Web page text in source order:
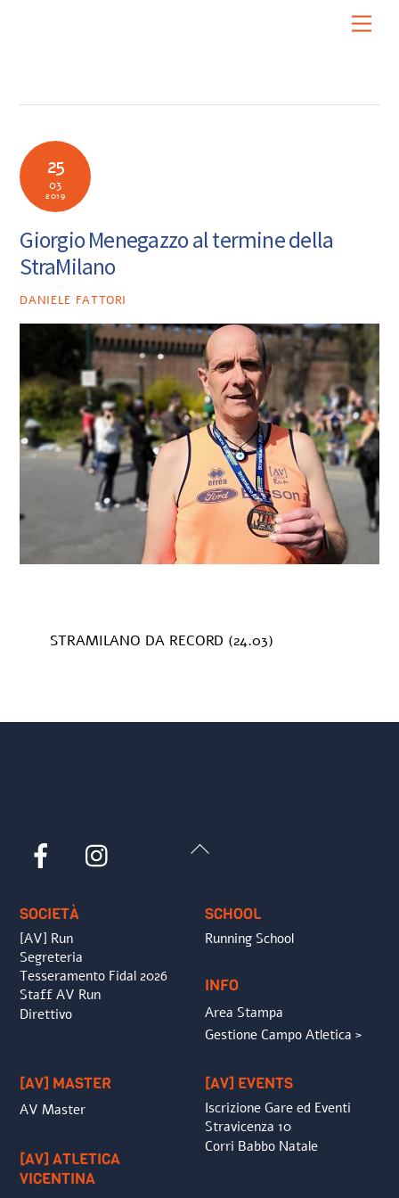
25
03
2019
Giorgio Menegazzo al termine della
StraMilano
DANIELE FATTORI
STRAMILANO DA RECORD (24.03)
Back
Facebook
SOCIETÀ
[AV] Run
Segreteria
Tesseramento Fidal 2026
Staff AV Run
Direttivo
SCHOOL
Running School
INFO
Area Stampa
Gestione Campo Atletica >
[AV] MASTER
AV Master
[AV] ATLETICA
VICENTINA
[AV] EVENTS
Iscrizione Gare ed Eventi
Stravicenza 10
Corri Babbo Natale